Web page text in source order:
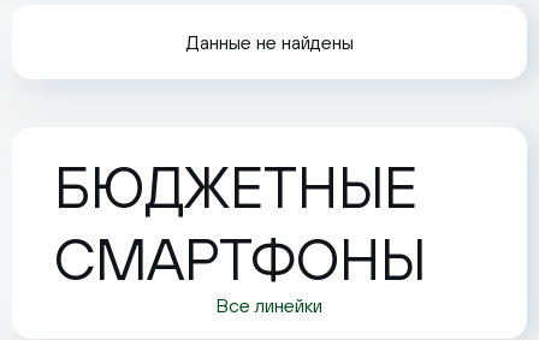
Данные не найдены
БЮДЖЕТНЫЕ
СМАРТФОНЫ
Все линейки